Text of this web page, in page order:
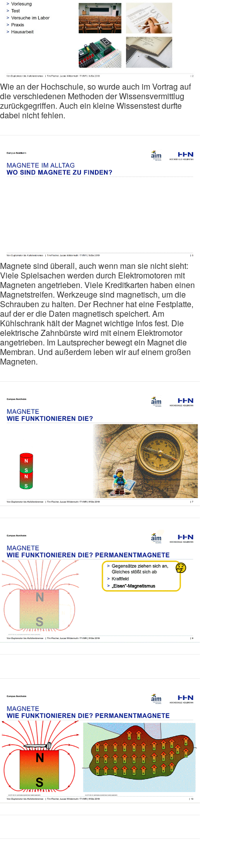
Wie an der Hochschule, so wurde auch im Vortrag auf
die verschiedenen Methoden der Wissensvermittlug
zurückgegriffen. Auch ein kleine Wissenstest durfte
dabei nicht fehlen.
Magnete sind überall, auch wenn man sie nicht sieht:
Viele Spielsachen werden durch Elektromotoren mit
Magneten angetrieben. Viele Kreditkarten haben einen
Magnetstreifen. Werkzeuge sind magnetisch, um die
Schrauben zu halten. Der Rechner hat eine Festplatte,
auf der er die Daten magnetisch speichert. Am
Kühlschrank hält der Magnet wichtige Infos fest. Die
elektrische Zahnbürste wird mit einem Elektromotor
angetrieben. Im Lautsprecher bewegt ein Magnet die
Membran. Und außerdem leben wir auf einem großen
Magneten.